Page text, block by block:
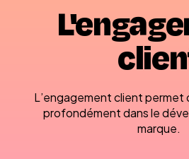
L’engagement client permet
profondément dans le
marque.